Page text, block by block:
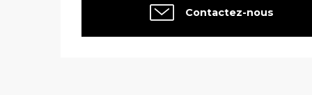
Contactez-nous